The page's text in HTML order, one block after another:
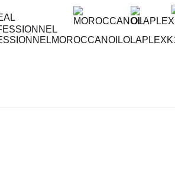
MOROCCANOILOLAPLEX